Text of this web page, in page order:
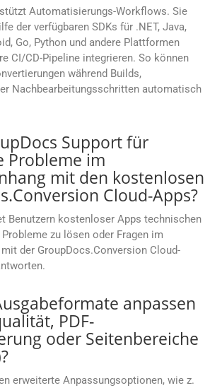
Automatisierungs-Workflows. Sie
der verfügbaren SDKs für .NET, Java,
Go, Python und andere Plattformen
CI/CD-Pipeline integrieren. So können
während Builds,
Nachbearbeitungsschritten automatisch
Support für
Probleme im
mit den kostenlosen
Cloud-Apps?
Benutzern kostenloser Apps technischen
zu lösen oder Fragen im
der GroupDocs.Conversion Cloud-
anpassen
PDF-
oder Seitenbereiche
erweiterte Anpassungsoptionen, wie z.